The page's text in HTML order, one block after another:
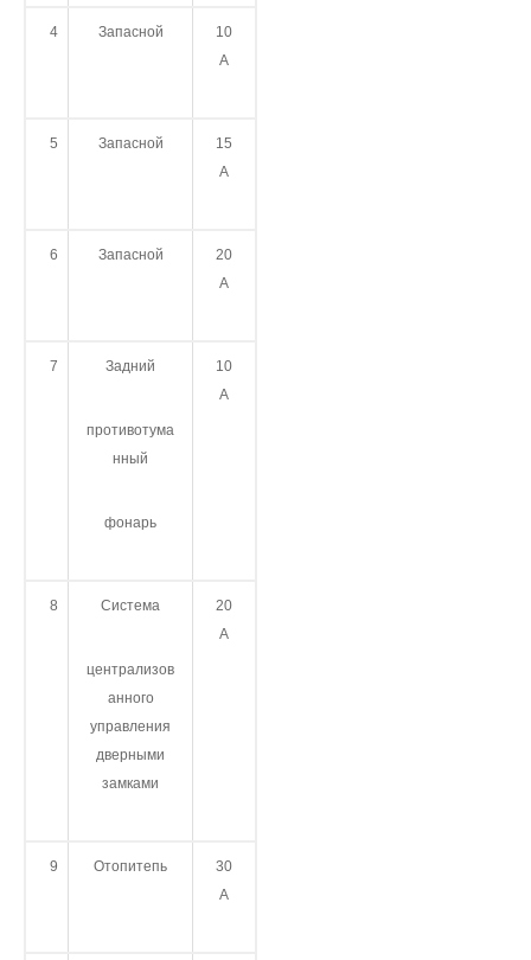
4 Запасной
10
А
5 Запасной
15
А
6 Запасной
20
А
7 Задний
противотума
нный
фонарь
10
А
8 Система
централизов
анного
управления
дверными
замками
20
А
9 Отопитепь
30
А